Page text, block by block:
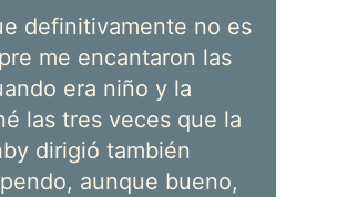
definitivamente no es
me encantaron las
era niño y la
las tres veces que la
dirigió también
aunque bueno,